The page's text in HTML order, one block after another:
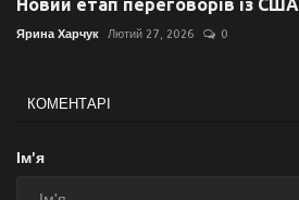
Новий етап переговорів із США
Ярина Харчук Лютий 27, 2026 0
КОМЕНТАРІ
Ім'я